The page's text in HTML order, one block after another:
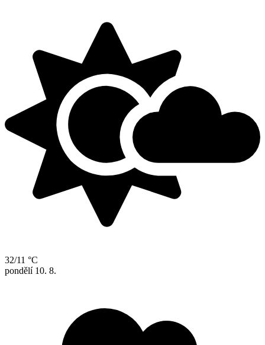
32/11 °C
pondělí 10. 8.